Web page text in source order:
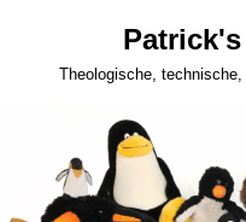
Theologische,